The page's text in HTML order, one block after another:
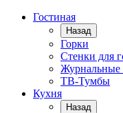
Гостиная
Назад
Горки
Стенки для
Журнальные
TВ-Тумбы
Кухня
Назад